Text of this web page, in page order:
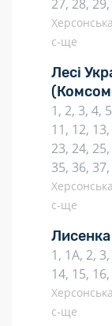
27, 28,
с-ще
Лесі
1, 2, 3, 4,
11, 12,
23, 24,
35, 36,
с-ще
Лисенка
1, 1А, 2,
14, 15,
с-ще